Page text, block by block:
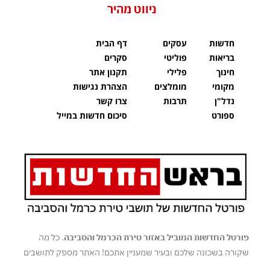
ניווט מהיר
חדשות
בריאות
חינוך
מקומי
נדל"ן
ספורט
עסקים
פוליטי
פלילי
מומלצים
תרבות
דף הבית
סקרים
תקנון אתר
הצהרת נגישות
צרו קשר
סיכום חדשות במייל
פורטל החדשות המוביל באזור טירת הכרמל והסביבה. כל מה
שקורה בשכונה שלכם ובעיר שמעניין אתכם! האתר מספק לתושבים